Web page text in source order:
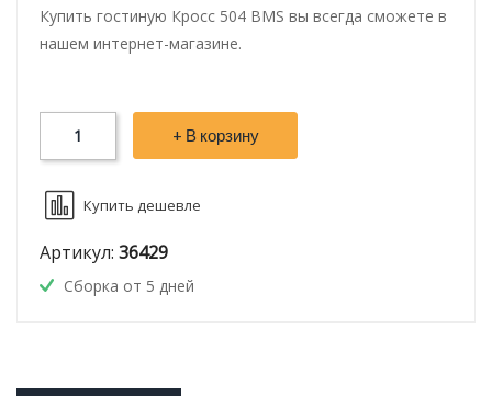
Купить гостиную Кросс 504 BMS вы всегда сможете в
нашем интернет-магазине.
+ В корзину
Купить дешевле
Артикул: 36429
Сборка от 5 дней